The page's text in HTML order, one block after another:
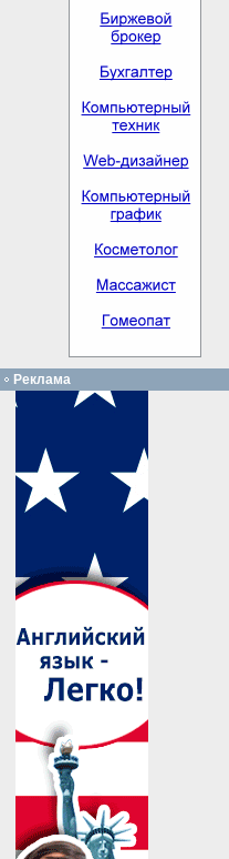
Реклама